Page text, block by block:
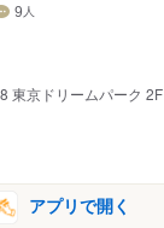
9 人
東京ドリームパーク 2F
アプリで開く